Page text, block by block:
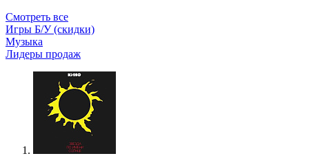
Смотреть все
Игры Б/У (скидки)
Музыка
Лидеры продаж